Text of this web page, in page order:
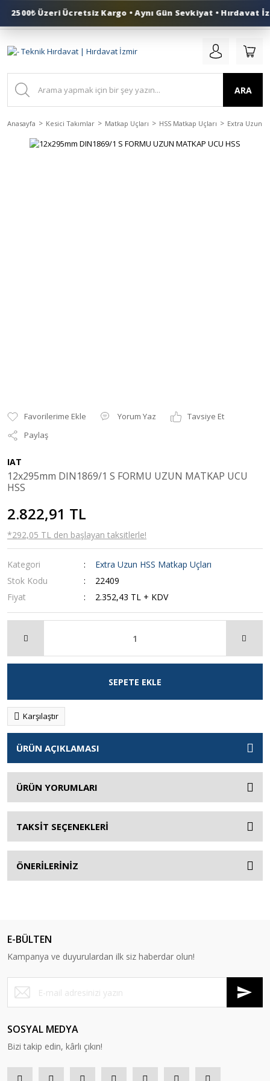
0 (553) 324 41 50
ARA
Anasayfa Kesici Takımlar Matkap Uçları HSS Matkap Uçları Extra Uzun
Yorum Yaz
Tavsiye Et
Paylaş
IAT
12x295mm DIN1869/1 S FORMU UZUN MATKAP UCU
HSS
2.822,91 TL
*292,05 TL den başlayan taksitlerle!
Kategori
Extra Uzun HSS Matkap Uçları
Stok Kodu
22409
Fiyat
2.352,43 TL + KDV
SEPETE EKLE
Karşılaştır
ÜRÜN AÇIKLAMASI
ÜRÜN YORUMLARI
TAKSİT SEÇENEKLERİ
ÖNERİLERİNİZ
E-BÜLTEN
Kampanya ve duyurulardan ilk siz haberdar olun!
SOSYAL MEDYA
Bizi takip edin, kârlı çıkın!
2500₺ Üzeri Ücretsiz Kargo • Aynı Gün Sevkiyat • Hırdavat